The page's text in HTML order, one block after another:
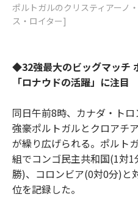
ポルトガルのクリスティアーノ
ス・ロイター]
◆32強最大のビッグマッチ
「ロナウドの活躍」に注目
同日午前8時、カナダ・ト
強豪ポルトガルとクロアチ
が繰り広げられる。ポルト
組でコンゴ民主共和国(1対
勝)、コロンビア(0対0分)と
位を記録した。